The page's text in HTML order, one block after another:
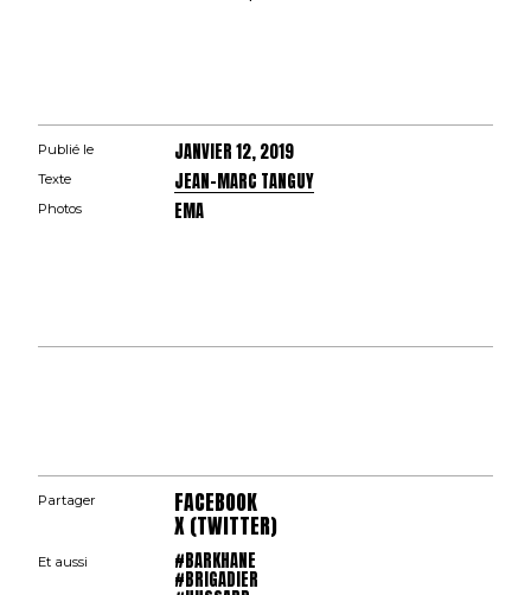
Publié le JANVIER 12, 2019
Texte JEAN-MARC TANGUY
Photos EMA
Partager FACEBOOK
X (TWITTER)
Et aussi #BARKHANE
#BRIGADIER